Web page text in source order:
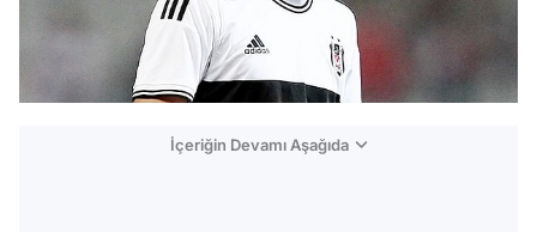
İçeriğin Devamı Aşağıda